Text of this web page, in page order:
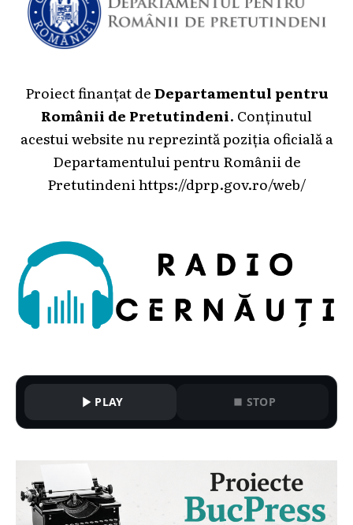
Proiect finanțat deDepartamentul pentru
Românii de Pretutindeni. Conținutul
acestui website nu reprezintă poziția oficială a
Departamentului pentru Românii de
Pretutindeni https://dprp.gov.ro/web/
PLAY STOP